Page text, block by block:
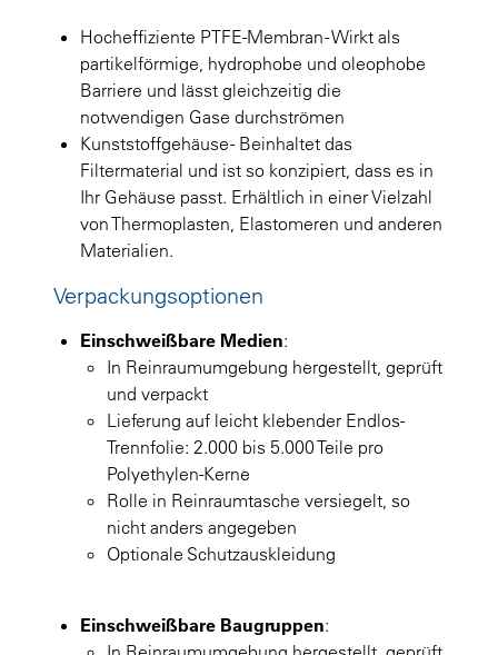
Hocheffiziente PTFE-Membran - Wirkt als
partikelförmige, hydrophobe und oleophobe
Barriere und lässt gleichzeitig die
notwendigen Gase durchströmen
Kunststoffgehäuse - Beinhaltet das
Filtermaterial und ist so konzipiert, dass es in
Ihr Gehäuse passt. Erhältlich in einer Vielzahl
von Thermoplasten, Elastomeren und anderen
Materialien.
Verpackungsoptionen
Einschweißbare Medien:
In Reinraumumgebung hergestellt, geprüft
und verpackt
Lieferung auf leicht klebender Endlos-
Trennfolie: 2.000 bis 5.000 Teile pro
Polyethylen-Kerne
Rolle in Reinraumtasche versiegelt, so
nicht anders angegeben
Optionale Schutzauskleidung
Einschweißbare Baugruppen: